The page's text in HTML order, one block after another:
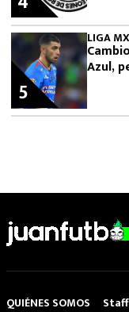
LIGA MX
Azul,
5
QUIÉNES SOMOS Staff